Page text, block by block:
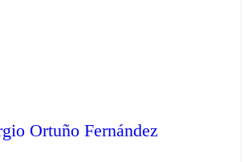
Ortuño Fernández